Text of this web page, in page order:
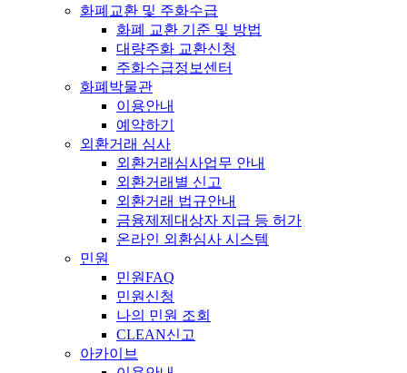
화폐교환 및 주화수급
화폐 교환 기준 및 방법
대량주화 교환신청
주화수급정보센터
화폐박물관
이용안내
예약하기
외환거래 심사
외환거래심사업무 안내
외환거래별 신고
외환거래 법규안내
금융제제대상자 지급 등 허가
온라인 외환심사 시스템
민원
민원FAQ
민원신청
나의 민원 조회
CLEAN신고
아카이브